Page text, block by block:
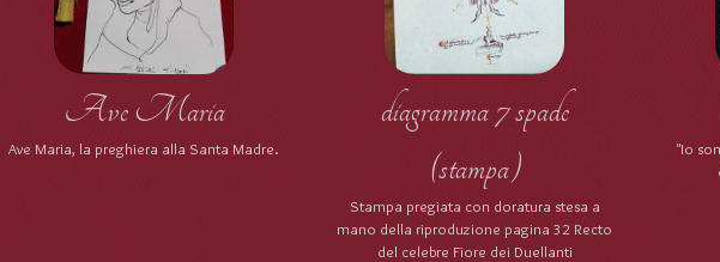
Ave Maria
Ave Maria, la preghiera alla Santa Madre.
diagramma 7 spade
(stampa)
Stampa pregiata con doratura stesa a
mano della riproduzione pagina 32 Recto
del celebre Fiore dei Duellanti
"Io